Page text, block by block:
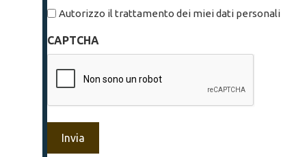
l'informativa
privacy
Autorizzo il trattamento dei miei dati personali
CAPTCHA